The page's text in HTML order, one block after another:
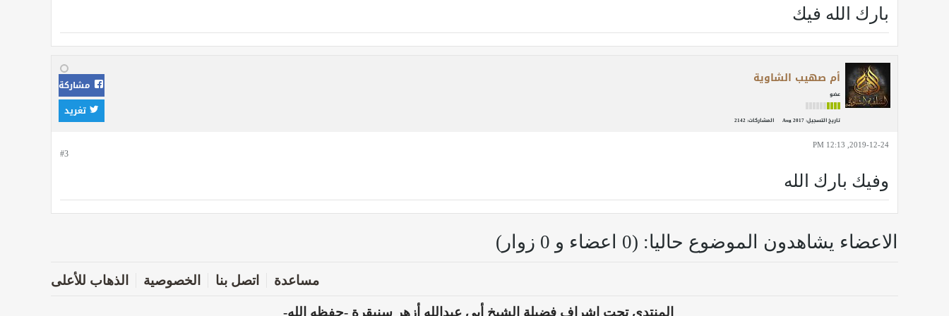
بارك الله فيك
أم صهيب الشاوية
عضو
تاريخ التسجيل:Aug 2017 المشاركات:2142
مشاركة
تغريد
#3
2019-12-24, 12:13 PM
وفيك بارك الله
الاعضاء يشاهدون الموضوع حاليا: (0 اعضاء و 0 زوار)
مساعدة اتصل بنا الخصوصية الذهاب للأعلى
المنتدى تحت إشراف فضيلة الشيخ أبي عبدالله أزهر سنيقرة -حفظه الله-